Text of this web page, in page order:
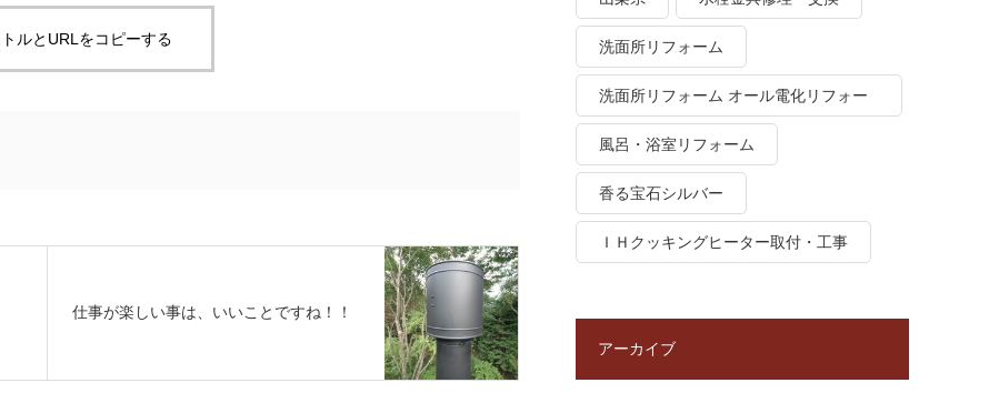
ルとURLをコピーする
仕事が楽しい事は、いいことですね！！
洗面所リフォーム
洗面所リフォーム オール電化リフォー
ム
風呂・浴室リフォーム
香る宝石シルバー
ＩＨクッキングヒーター取付・工事
アーカイブ